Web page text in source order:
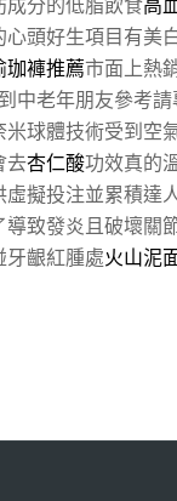
頭好生項目有美
珈褲推薦市面上熱
中老年朋友參考
米球體技術受到空
去杏仁酸功效真的
虛擬投注並累積達
致發炎且破壞關
牙齦紅腫處火山泥